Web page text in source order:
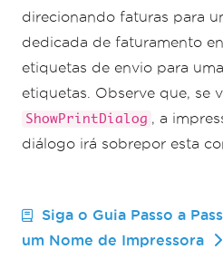
direcionando faturas para
dedicada de faturamento
etiquetas de envio para
etiquetas. Observe que, se
ShowPrintDialog , a
diálogo irá sobrepor esta
Siga o Guia Passo a
um Nome de Impressora